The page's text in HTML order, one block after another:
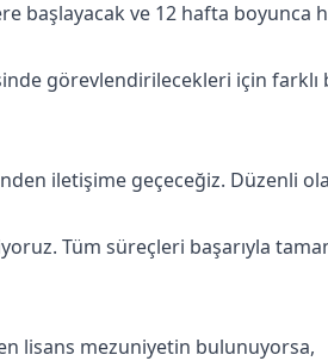
başlayacak ve 12 hafta boyunca
görevlendirilecekleri için farklı
iletişime geçeceğiz. Düzenli
Tüm süreçleri başarıyla
lisans mezuniyetin bulunuyorsa,